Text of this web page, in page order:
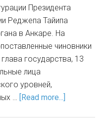
Президента
Реджепа Тайипа
в Анкаре. На
чиновники
государства, 13
лица
уровней,
… [Read more...]